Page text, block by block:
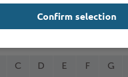
von A bis Z
C D E F G
Confirm selection